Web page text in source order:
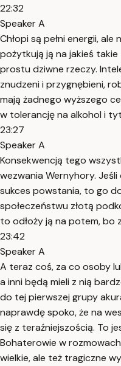
22:32
Speaker A
Chłopi są pełni energii,
pożytkują ją na jakieś takie
prostu dziwne rzeczy.
znudzeni i przygnębieni,
mają żadnego wyższego
w tolerancję na alkohol i
23:27
Speaker A
Konsekwencją tego
wezwania Wernyhory.
sukces powstania, to go
społeczeństwu złotą
to odłoży ją na potem, bo
23:42
Speaker A
A teraz coś, za co osoby
a inni będą mieli z nią
do tej pierwszej grupy
naprawdę spoko, że na
się z teraźniejszością. To
Bohaterowie w
wielkie, ale też tragiczne